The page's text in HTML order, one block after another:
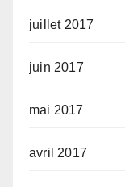
juillet 2017
juin 2017
mai 2017
avril 2017